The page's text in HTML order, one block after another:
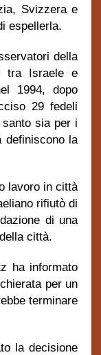
Svizzera e
espellerla.
della
tra Israele e
1994, dopo
29 fedeli
sia per i
definiscono la
lavoro in città
rifiutò di
di una
città.
ha informato
per un
terminare
la decisione